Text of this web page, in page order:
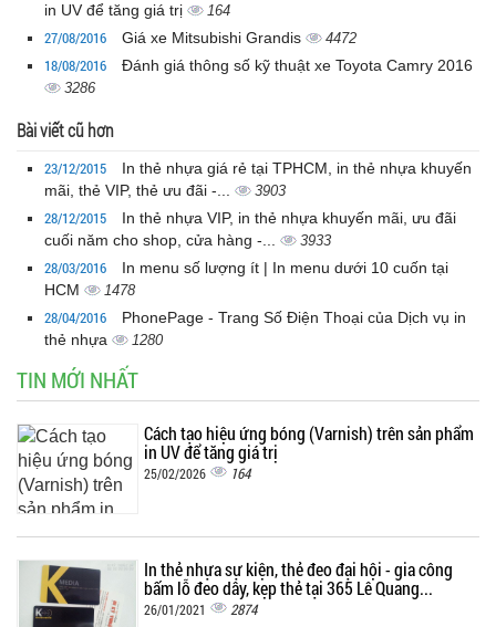
in UV để tăng giá trị
164
27/08/2016 Giá xe Mitsubishi Grandis 4472
18/08/2016 Đánh giá thông số kỹ thuật xe Toyota Camry 2016
3286
Bài viết cũ hơn
23/12/2015
In thẻ nhựa giá rẻ tại TPHCM, in thẻ nhựa khuyến
mãi, thẻ VIP, thẻ ưu đãi -...
3903
28/12/2015
In thẻ nhựa VIP, in thẻ nhựa khuyến mãi, ưu đãi
cuối năm cho shop, cửa hàng -...
3933
28/03/2016
In menu số lượng ít | In menu dưới 10 cuốn tại
HCM
1478
28/04/2016
PhonePage - Trang Số Điện Thoại của Dịch vụ in
thẻ nhựa
1280
TIN MỚI NHẤT
Cách tạo hiệu ứng bóng (Varnish) trên sản phẩm
in UV để tăng giá trị
25/02/2026 164
In thẻ nhựa sự kiện, thẻ đeo đại hội - gia công
bấm lỗ đeo dây, kẹp thẻ tại 365 Lê Quang...
26/01/2021 2874